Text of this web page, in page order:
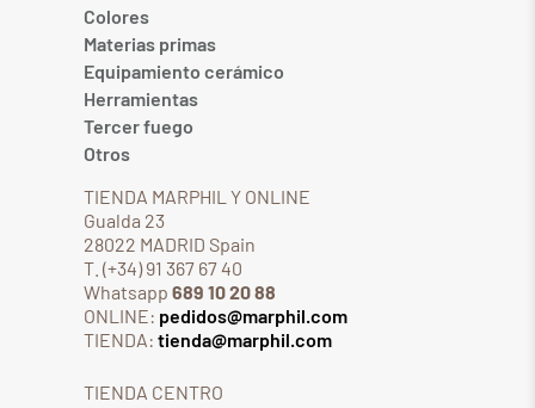
Colores
Materias primas
Equipamiento cerámico
Herramientas
Tercer fuego
Otros
TIENDA MARPHIL Y ONLINE
Gualda 23
28022 MADRID Spain
T. (+34) 91 367 67 40
Whatsapp 689 10 20 88
ONLINE: pedidos@marphil.com
TIENDA: tienda@marphil.com
TIENDA CENTRO